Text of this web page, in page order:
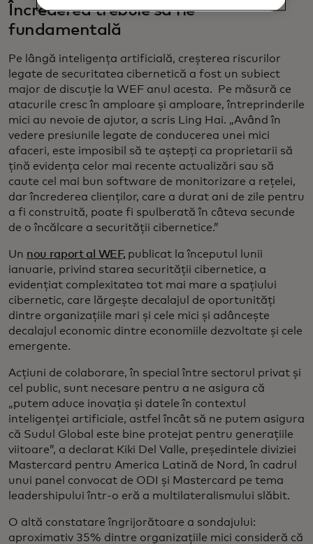
Încrederea trebuie să fie
fundamentală
Pe lângă inteligența artificială, creșterea riscurilor
legate de securitatea cibernetică a fost un subiect
major de discuție la WEF anul acesta. Pe măsură ce
atacurile cresc în amploare și amploare, întreprinderile
mici au nevoie de ajutor, a scris Ling Hai. „Având în
vedere presiunile legate de conducerea unei mici
afaceri, este imposibil să te aștepți ca proprietarii să
țină evidența celor mai recente actualizări sau să
caute cel mai bun software de monitorizare a rețelei,
dar încrederea clienților, care a durat ani de zile pentru
a fi construită, poate fi spulberată în câteva secunde
de o încălcare a securității cibernetice.”
Un nou raport al WEF, publicat la începutul lunii
ianuarie, privind starea securității cibernetice, a
evidențiat complexitatea tot mai mare a spațiului
cibernetic, care lărgește decalajul de oportunități
dintre organizațiile mari și cele mici și adâncește
decalajul economic dintre economiile dezvoltate și cele
emergente.
Acțiuni de colaborare, în special între sectorul privat și
cel public, sunt necesare pentru a ne asigura că
„putem aduce inovația și datele în contextul
inteligenței artificiale, astfel încât să ne putem asigura
că Sudul Global este bine protejat pentru generațiile
viitoare”, a declarat Kiki Del Valle, președintele diviziei
Mastercard pentru America Latină de Nord, în cadrul
unui panel convocat de ODI și Mastercard pe tema
leadershipului într-o eră a multilateralismului slăbit.
O altă constatare îngrijorătoare a sondajului:
aproximativ 35% dintre organizațiile mici consideră că